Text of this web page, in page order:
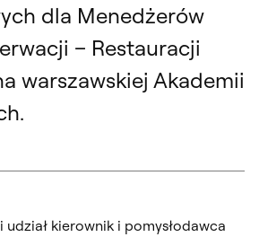
dla Menedżerów
– Restauracji
warszawskiej Akademii
kierownik i pomysłodawca